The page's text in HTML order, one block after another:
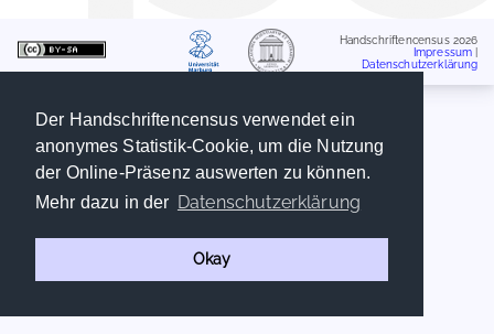
Der Handschriftencensus verwendet ein
anonymes Statistik-Cookie, um die Nutzung
der Online-Präsenz auswerten zu können.
Mehr dazu in der Datenschutzerklärung
Okay
Handschriftencensus 2026
Impressum
Datenschutzerklärung